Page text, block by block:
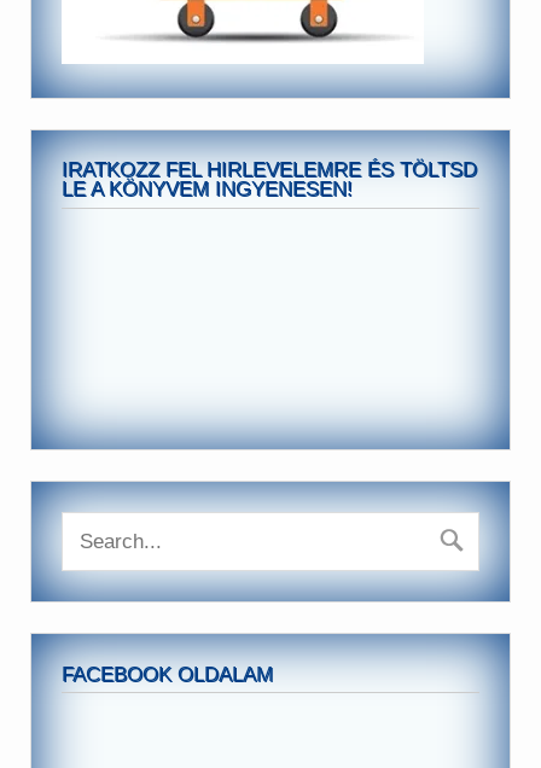
IRATKOZZ FEL HIRLEVELEMRE ÉS TÖLTSD
LE A KÖNYVEM INGYENESEN!
FACEBOOK OLDALAM